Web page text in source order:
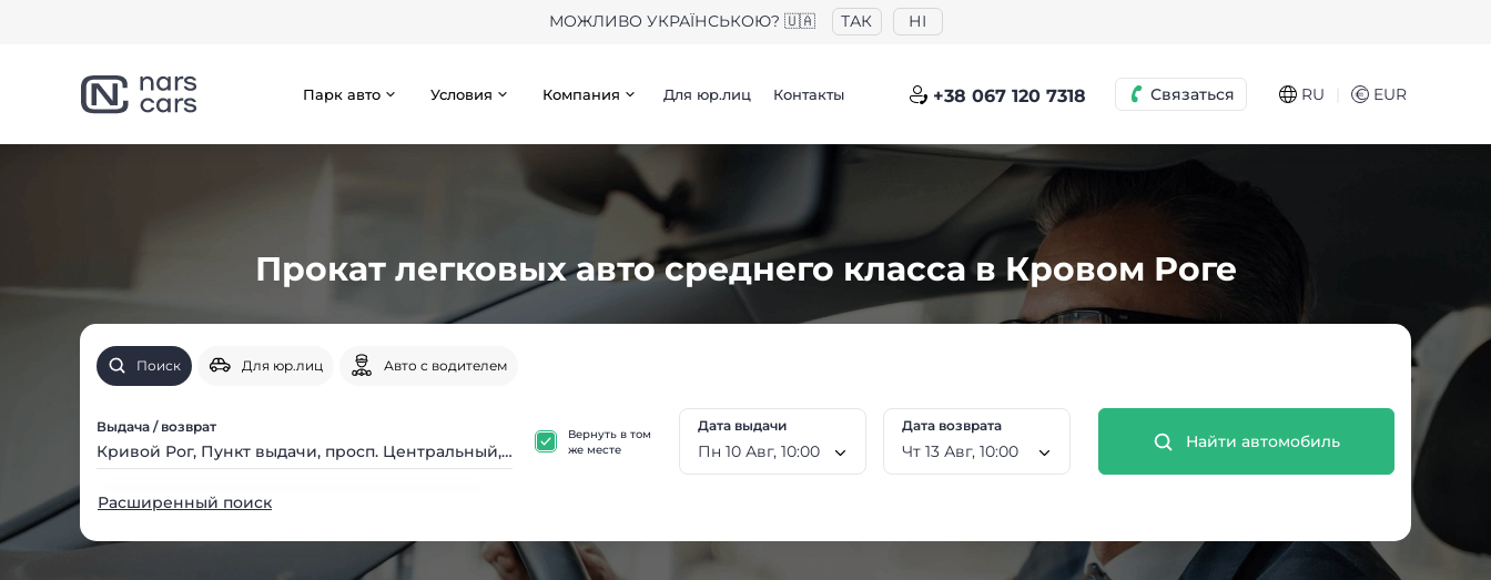
МОЖЛИВО УКРАЇНСЬКОЮ? 🇺🇦 ТАК НІ
Парк авто Условия Компания Для юр.лиц Контакты +38 067 120 7318 Связаться RU € EUR
Прокат легковых авто среднего класса в Кровом Роге
Поиск Для юр.лиц Авто с водителем
Выдача / возврат
Пн 10 Авг, 10:00
Дата выдачи
Чт 13 Авг, 10:00
Дата возврата
Вернуть в том
же месте
Найти автомобиль
Расширенный поиск